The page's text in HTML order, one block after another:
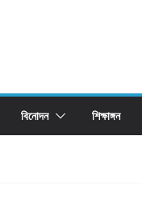
বিনোদন শিক্ষাঙ্গন